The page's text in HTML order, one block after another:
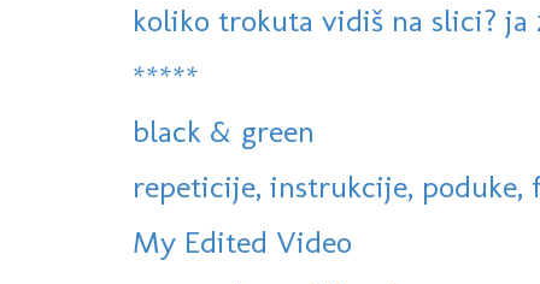
koliko trokuta vidiš na slici? ja
*****
black & green
repeticije, instrukcije, poduke,
My Edited Video